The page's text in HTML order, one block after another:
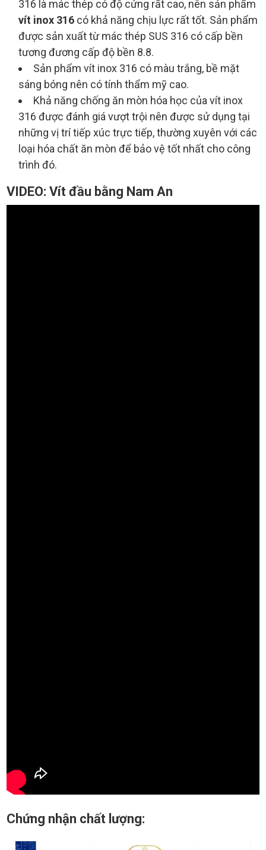
316 là mác thép có độ cứng rất cao, nên sản phẩm
vít inox 316 có khả năng chịu lực rất tốt. Sản phẩm
được sản xuất từ mác thép SUS 316 có cấp bền
tương đương cấp độ bền 8.8.
Sản phẩm vít inox 316 có màu trắng, bề mặt
sáng bóng nên có tính thẩm mỹ cao.
Khả năng chống ăn mòn hóa học của vít inox
316 được đánh giá vượt trội nên được sử dụng tại
những vị trí tiếp xúc trực tiếp, thường xuyên với các
loại hóa chất ăn mòn để bảo vệ tốt nhất cho công
trình đó.
VIDEO: Vít đầu bằng Nam An
Chứng nhận chất lượng: